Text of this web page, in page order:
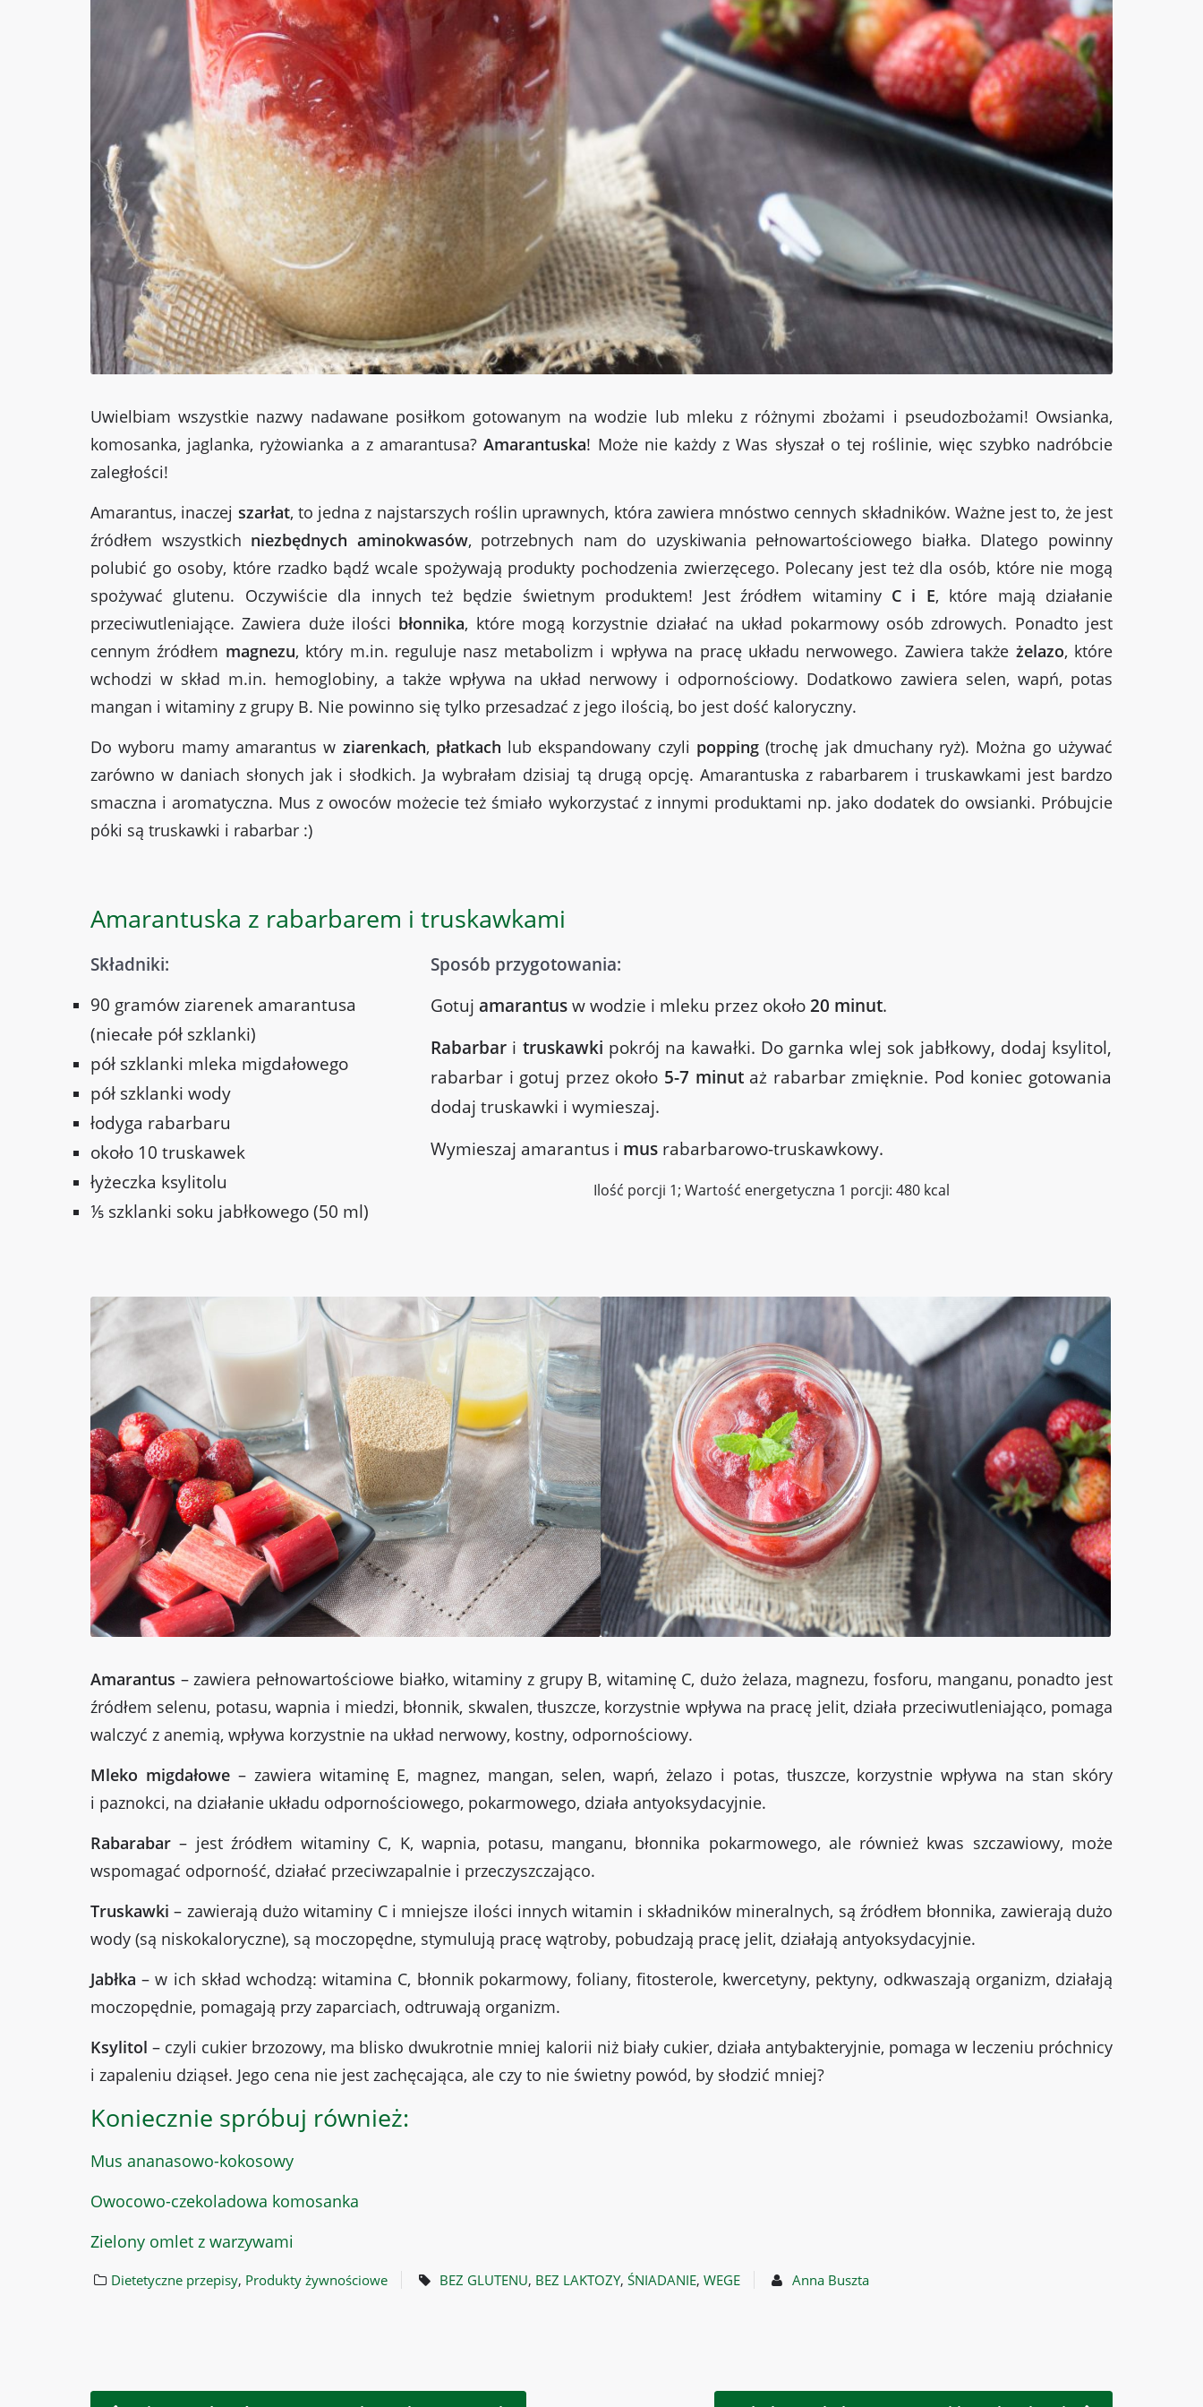
Uwielbiam wszystkie nazwy nadawane posiłkom gotowanym na wodzie lub mleku z różnymi zbożami i pseudozbożami! Owsianka,
komosanka, jaglanka, ryżowianka a z amarantusa?Amarantuska! Może nie każdy z Was słyszał o tej roślinie, więc szybko nadróbcie
zaległości!
Amarantus, inaczej szarłat, to jedna z najstarszych roślin uprawnych, która zawiera mnóstwo cennych składników. Ważne jest to, że jest
źródłem wszystkich niezbędnych aminokwasów, potrzebnych nam do uzyskiwania pełnowartościowego białka. Dlatego powinny
polubić go osoby, które rzadko bądź wcale spożywają produkty pochodzenia zwierzęcego. Polecany jest też dla osób, które nie mogą
spożywać glutenu. Oczywiście dla innych też będzie świetnym produktem! Jest źródłem witaminy C i E, które mają działanie
przeciwutleniające. Zawiera duże ilości błonnika, które mogą korzystnie działać na układ pokarmowy osób zdrowych. Ponadto jest
cennym źródłem magnezu, który m.in. reguluje nasz metabolizm i wpływa na pracę układu nerwowego. Zawiera także żelazo, które
wchodzi w skład m.in. hemoglobiny, a także wpływa na układ nerwowy i odpornościowy. Dodatkowo zawiera selen, wapń, potas
mangan i witaminy z grupy B. Nie powinno się tylko przesadzać z jego ilością, bo jest dość kaloryczny.
Do wyboru mamy amarantus w ziarenkach, płatkach lub ekspandowany czyli popping(trochę jak dmuchany ryż). Można go używać
zarówno w daniach słonych jak i słodkich. Ja wybrałam dzisiaj tą drugą opcję. Amarantuska z rabarbarem i truskawkami jest bardzo
smaczna i aromatyczna. Mus z owoców możecie też śmiało wykorzystać z innymi produktami np. jako dodatek do owsianki. Próbujcie
póki są truskawki i rabarbar :)
Amarantuska z rabarbarem i truskawkami
Składniki:
90 gramów ziarenek amarantusa
(niecałe pół szklanki)
pół szklanki mleka migdałowego
pół szklanki wody
łodyga rabarbaru
około 10 truskawek
łyżeczka ksylitolu
⅕ szklanki soku jabłkowego (50 ml)
Sposób przygotowania:
Gotujamarantus w wodzie i mleku przez około20 minut.
Rabarbar i truskawki pokrój na kawałki. Do garnka wlej sok jabłkowy, dodaj ksylitol,
rabarbar i gotuj przez około 5-7 minutaż rabarbar zmięknie. Pod koniec gotowania
dodaj truskawki i wymieszaj.
Wymieszaj amarantus i mus rabarbarowo-truskawkowy.
Ilość porcji 1; Wartość energetyczna 1 porcji: 480 kcal
Amarantus – zawiera pełnowartościowe białko, witaminy z grupy B, witaminę C, dużo żelaza, magnezu, fosforu, manganu, ponadto jest
źródłem selenu, potasu, wapnia i miedzi, błonnik, skwalen, tłuszcze, korzystnie wpływa na pracę jelit, działa przeciwutleniająco, pomaga
walczyć z anemią, wpływa korzystnie na układ nerwowy, kostny, odpornościowy.
Mleko migdałowe– zawiera witaminę E, magnez, mangan, selen, wapń, żelazo i potas, tłuszcze, korzystnie wpływa na stan skóry
i paznokci, na działanie układu odpornościowego, pokarmowego, działa antyoksydacyjnie.
Rabarabar – jest źródłem witaminy C, K, wapnia, potasu, manganu, błonnika pokarmowego, ale również kwas szczawiowy, może
wspomagać odporność, działać przeciwzapalnie i przeczyszczająco.
Truskawki – zawierają dużo witaminy C i mniejsze ilości innych witamin i składników mineralnych, są źródłem błonnika, zawierają dużo
wody (są niskokaloryczne), są moczopędne, stymulują pracę wątroby, pobudzają pracę jelit, działają antyoksydacyjnie.
Jabłka – w ich skład wchodzą: witamina C, błonnik pokarmowy, foliany, fitosterole, kwercetyny, pektyny, odkwaszają organizm, działają
moczopędnie, pomagają przy zaparciach, odtruwają organizm.
Ksylitol – czyli cukier brzozowy, ma blisko dwukrotnie mniej kalorii niż biały cukier, działa antybakteryjnie, pomaga w leczeniu próchnicy
i zapaleniu dziąseł. Jego cena nie jest zachęcająca, ale czy to nie świetny powód, by słodzić mniej?
Koniecznie spróbuj również:
Mus ananasowo-kokosowy
Owocowo-czekoladowa komosanka
Zielony omlet z warzywami
Dietetyczne przepisy, Produkty żywnościowe BEZ GLUTENU, BEZ LAKTOZY, ŚNIADANIE, WEGE Anna Buszta